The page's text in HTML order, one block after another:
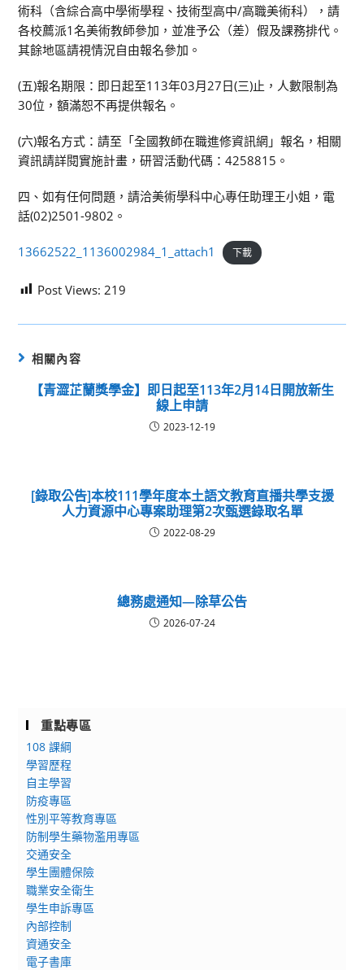
術科（含綜合高中學術學程、技術型高中/高職美術科），請
各校薦派1名美術教師參加，並准予公（差）假及課務排代。
其餘地區請視情況自由報名參加。
(五)報名期限：即日起至113年03月27日(三)止，人數限制為
30位，額滿恕不再提供報名。
(六)報名方式：請至「全國教師在職進修資訊網」報名，相關
資訊請詳閱實施計畫，研習活動代碼：4258815。
四、如有任何問題，請洽美術學科中心專任助理王小姐，電
話(02)2501-9802。
13662522_1136002984_1_attach1 下載
Post Views: 219
相關內容
【青澀芷蘭獎學金】即日起至113年2月14日開放新生
線上申請
2023-12-19
[錄取公告]本校111學年度本土語文教育直播共學支援
人力資源中心專案助理第2次甄選錄取名單
2022-08-29
總務處通知—除草公告
2026-07-24
重點專區
108 課綱
學習歷程
自主學習
防疫專區
性別平等教育專區
防制學生藥物濫用專區
交通安全
學生團體保險
職業安全衛生
學生申訴專區
內部控制
資通安全
電子書庫